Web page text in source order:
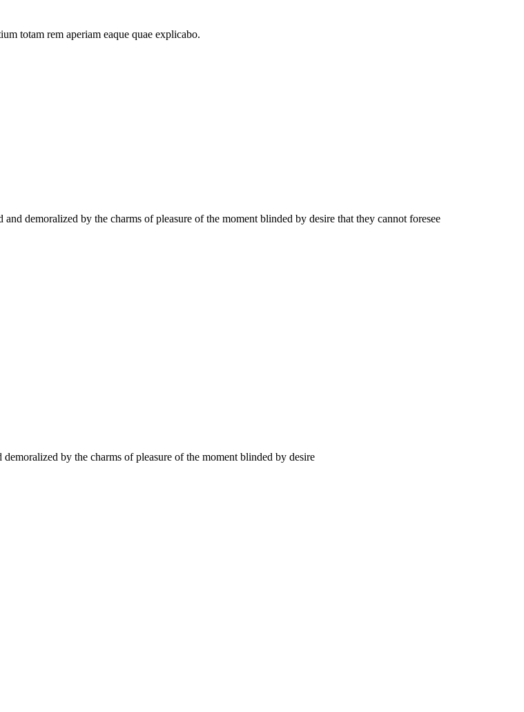
totam rem aperiam eaque quae explicabo.
demoralized by the charms of pleasure of the moment blinded by desire that they cannot foresee
by the charms of pleasure of the moment blinded by desire